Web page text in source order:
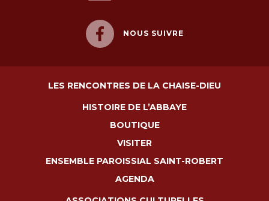
NOUS SUIVRE
LES RENCONTRES DE LA CHAISE-DIEU
HISTOIRE DE L’ABBAYE
BOUTIQUE
VISITER
ENSEMBLE PAROISSIAL SAINT-ROBERT
AGENDA